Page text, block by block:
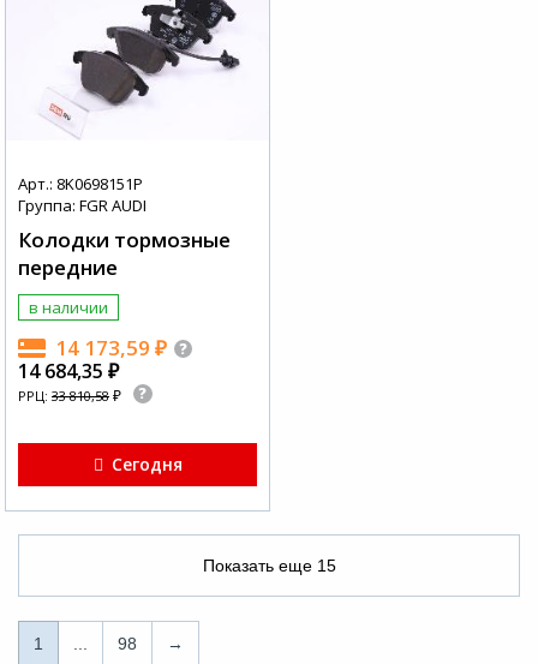
Арт.: 8K0698151P
Группа: FGR AUDI
Колодки тормозные
передние
в наличии
14 173,59 ₽
14 684,35 ₽
РРЦ: 33 810,58 ₽
Сегодня
Показать еще 15
11 98 →